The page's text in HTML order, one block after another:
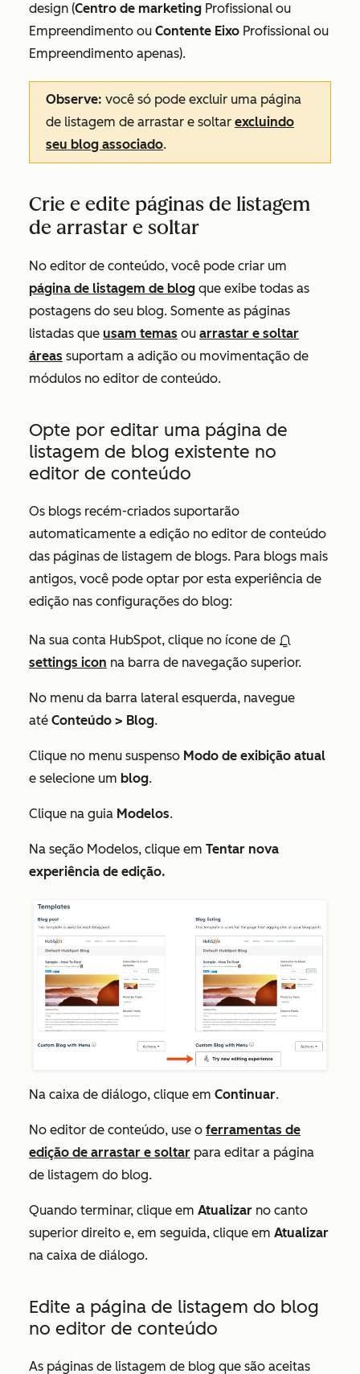
design (Centro de marketing Profissional ou
Empreendimento ou Contente Eixo Profissional ou
Empreendimento apenas).
Observe: você só pode excluir uma página
de listagem de arrastar e soltar excluindo
seu blog associado.
Crie e edite páginas de listagem
de arrastar e soltar
No editor de conteúdo, você pode criar um
página de listagem de blog que exibe todas as
postagens do seu blog. Somente as páginas
listadas que usam temas ou arrastar e soltar
áreas suportam a adição ou movimentação de
módulos no editor de conteúdo.
Opte por editar uma página de
listagem de blog existente no
editor de conteúdo
Os blogs recém-criados suportarão
automaticamente a edição no editor de conteúdo
das páginas de listagem de blogs. Para blogs mais
antigos, você pode optar por esta experiência de
edição nas configurações do blog:
Na sua conta HubSpot, clique no ícone de
settings icon na barra de navegação superior.
No menu da barra lateral esquerda, navegue
até Conteúdo > Blog.
Clique no menu suspenso Modo de exibição atual
e selecione um blog.
Clique na guia Modelos.
Na seção Modelos, clique em Tentar nova
experiência de edição.
Na caixa de diálogo, clique em Continuar.
No editor de conteúdo, use o ferramentas de
edição de arrastar e soltar para editar a página
de listagem do blog.
Quando terminar, clique em Atualizar no canto
superior direito e, em seguida, clique em Atualizar
na caixa de diálogo.
Edite a página de listagem do blog
no editor de conteúdo
As páginas de listagem de blog que são aceitas